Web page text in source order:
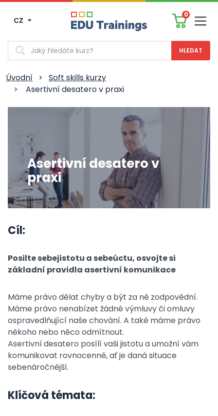
CZ
0
Vyhledávání
Úvodní >
Soft skills kurzy
>
Asertivní desatero v praxi
Asertivní desatero v
praxi
Cíl:
Posilte sebejistotu a sebeúctu, osvojte si
základní pravidla asertivní komunikace
Máme právo dělat chyby a být za ně zodpovědní.
Máme právo nenabízet žádné výmluvy či omluvy
ospravedlňující naše chování. A také máme právo
někoho nebo něco odmítnout.
Asertivní desatero posílí vaši jistotu a umožní vám
komunikovat rovnocenně, ať je daná situace
sebenáročnější.
Klíčová témata: